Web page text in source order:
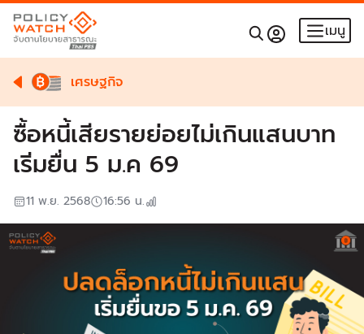
เมนู
เศรษฐกิจ
ซื้อหนี้เสียรายย่อยไม่เกินแสนบาท
เริ่มยื่น 5 ม.ค 69
11 พ.ย. 2568 16:56 น.